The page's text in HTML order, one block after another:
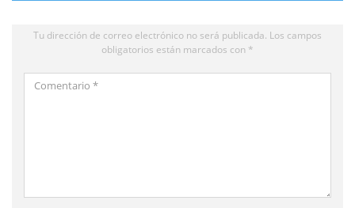
Tu dirección de correo electrónico no será publicada. Los campos
obligatorios están marcados con *
Comentario